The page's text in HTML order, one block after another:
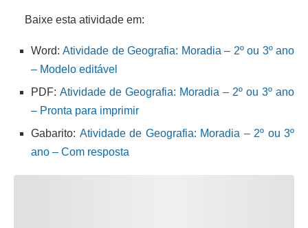
Baixe esta atividade em:
Word:Atividade de Geografia: Moradia – 2º ou 3º ano
– Modelo editável
PDF: Atividade de Geografia: Moradia – 2º ou 3º ano
– Pronta para imprimir
Gabarito: Atividade de Geografia: Moradia – 2º ou 3º
ano – Com resposta